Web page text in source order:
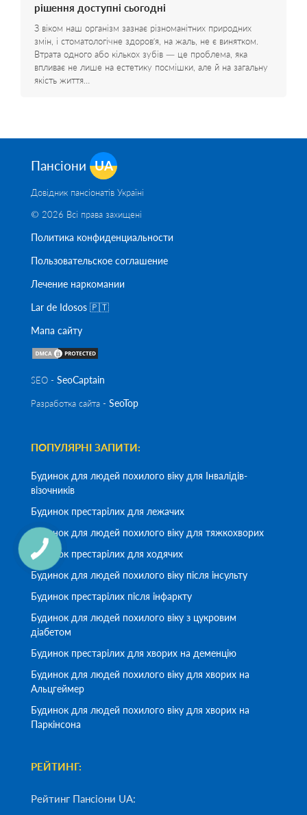
рішення доступні сьогодні
З віком наш організм зазнає різноманітних природних
змін, і стоматологічне здоров’я, на жаль, не є винятком.
Втрата одного або кількох зубів — це проблема, яка
впливає не лише на естетику посмішки, але й на загальну
якість життя…
Пансіони UA
Довідник пансіонатів Україні
© 2026 Всі права захищені
Политика конфиденциальности
Пользовательское соглашение
Лечение наркомании
Lar de Idosos 🇵🇹
Мапа сайту
SEO - SeoСaptain
Разработка сайта - SeoTop
ПОПУЛЯРНІ ЗАПИТИ:
Будинок для людей похилого віку для Інвалідів-
візочників
Будинок престарілих для лежачих
Будинок для людей похилого віку для тяжкохворих
Будинок престарілих для ходячих
Будинок для людей похилого віку після інсульту
Будинок престарілих після інфаркту
Будинок для людей похилого віку з цукровим
діабетом
Будинок престарілих для хворих на деменцію
Будинок для людей похилого віку для хворих на
Альцгеймер
Будинок для людей похилого віку для хворих на
Паркінсона
РЕЙТИНГ:
Рейтинг Пансіони UA: